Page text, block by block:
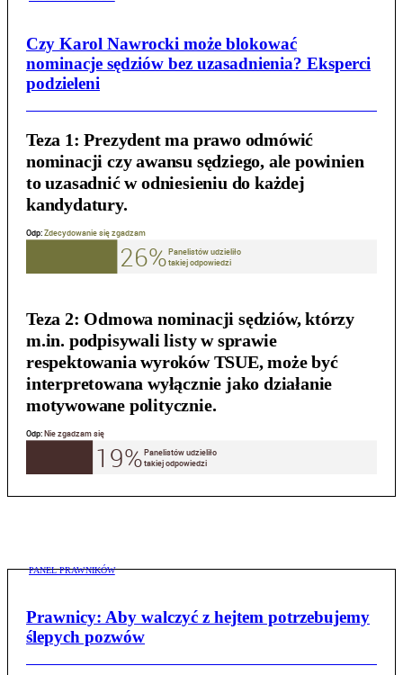
Czy Karol Nawrocki może blokować
nominacje sędziów bez uzasadnienia? Eksperci
podzieleni
Teza 1: Prezydent ma prawo odmówić
nominacji czy awansu sędziego, ale powinien
to uzasadnić w odniesieniu do każdej
kandydatury.
Teza 2: Odmowa nominacji sędziów, którzy
m.in. podpisywali listy w sprawie
respektowania wyroków TSUE, może być
interpretowana wyłącznie jako działanie
motywowane politycznie.
PANEL PRAWNIKÓW
Prawnicy: Aby walczyć z hejtem potrzebujemy
ślepych pozwów